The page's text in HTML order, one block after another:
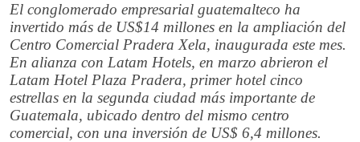
El conglomerado empresarial guatemalteco ha
invertido más de US$14 millones en la ampliación del
Centro Comercial Pradera Xela, inaugurada este mes.
En alianza con Latam Hotels, en marzo abrieron el
Latam Hotel Plaza Pradera, primer hotel cinco
estrellas en la segunda ciudad más importante de
Guatemala, ubicado dentro del mismo centro
comercial, con una inversión de US$ 6,4 millones.